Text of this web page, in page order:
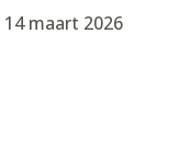
14 maart 2026